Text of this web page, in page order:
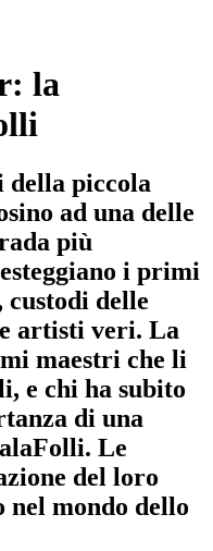
la
piccola
ad una delle
più
i primi
delle
artisti veri. La
maestri che li
e chi ha subito
di una
Le
del loro
mondo dello